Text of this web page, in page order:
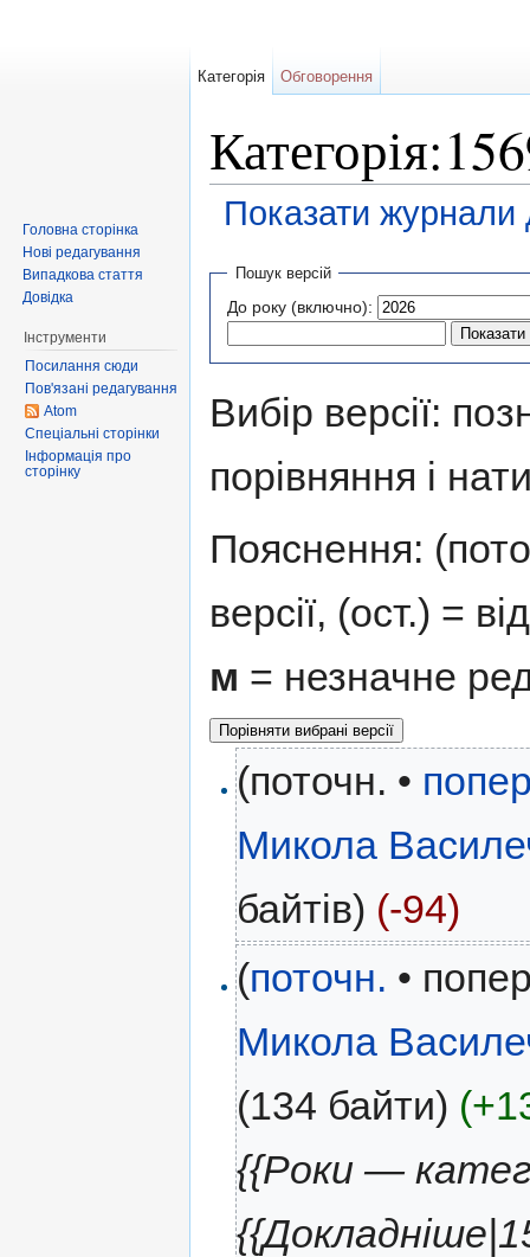
Показати журнали
Пошук версій
До року (включно):
Вибір версії:
порівняння і
Пояснення:
версії, (ост.) =
м = незначне
(поточн. •
Микола
байтів) (-94)
(поточн. •
Микола
(134 байти)
{{Роки —
Категорія Обговорення
Головна сторінка
Нові редагування
Випадкова стаття
Довідка
Інструменти
Посилання сюди
Пов'язані редагування
Atom
Спеціальні сторінки
Інформація про
сторінку